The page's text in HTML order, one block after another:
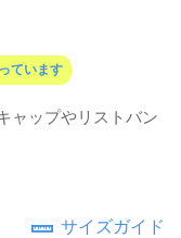
ています
ャップやリストバン
サイズガイド